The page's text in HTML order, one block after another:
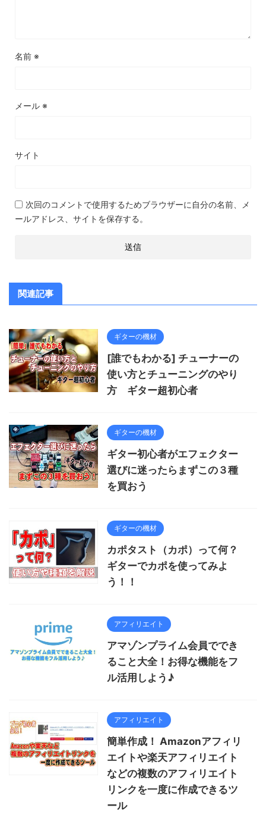
名前 ※
メール ※
サイト
次回のコメントで使用するためブラウザーに自分の名前、メ
ールアドレス、サイトを保存する。
関連記事
ギターの機材
[誰でもわかる] チューナーの
使い方とチューニングのやり
方 ギター超初心者
ギターの機材
ギター初心者がエフェクター
選びに迷ったらまずこの３種
を買おう
ギターの機材
カポタスト（カポ）って何？
ギターでカポを使ってみよ
う！！
アフィリエイト
アマゾンプライム会員ででき
ること大全！お得な機能をフ
ル活用しよう♪
アフィリエイト
簡単作成！ Amazonアフィリ
エイトや楽天アフィリエイト
などの複数のアフィリエイト
リンクを一度に作成できるツ
ール